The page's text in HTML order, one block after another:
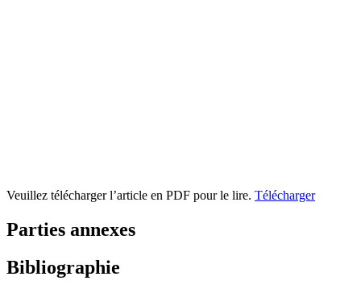
Veuillez télécharger l’article en PDF pour le lire. Télécharger
Parties annexes
Bibliographie